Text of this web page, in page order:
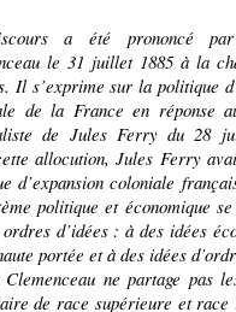
a été prononcé par
le 31 juillet 1885 à la
Il s’exprime sur la politique
de la France en réponse
de Jules Ferry du 28
allocution, Jules Ferry
d’expansion coloniale
politique et économique
d’idées : à des idées
portée et à des idées
ne partage pas
de race supérieure et